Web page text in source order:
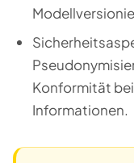
Konformität
Informationen.